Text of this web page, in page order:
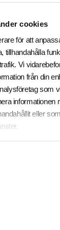
cookies
för att
tillhandahålla
Vi
från din
som
informationen
eller